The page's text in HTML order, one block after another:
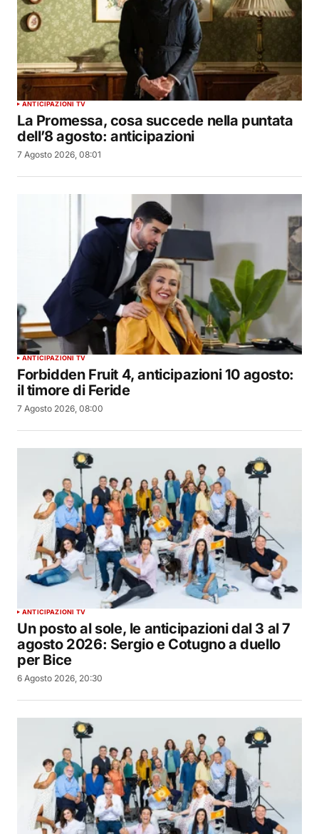
ANTICIPAZIONI TV
La Promessa, cosa succede nella puntata
dell’8 agosto: anticipazioni
7 Agosto 2026, 08:01
ANTICIPAZIONI TV
Forbidden Fruit 4, anticipazioni 10 agosto:
il timore di Feride
7 Agosto 2026, 08:00
ANTICIPAZIONI TV
Un posto al sole, le anticipazioni dal 3 al 7
agosto 2026: Sergio e Cotugno a duello
per Bice
6 Agosto 2026, 20:30